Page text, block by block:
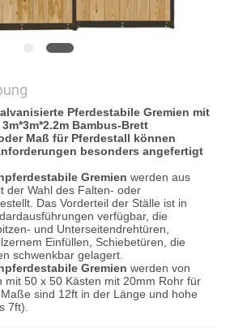
Pferdestabile Gremien mit
Bambus-Brett
Maß für Pferdestall können
besonders angefertigt
Gremien werden aus
der Wahl des Falten- oder
Das Vorderteil der Ställe ist in
verfügbar, die
und Unterseitendrehtüren,
Einfüllen, Schiebetüren, die
schwenkbar gelagert.
Gremien werden von
mit 50 x 50 Kästen mit 20mm Rohr für
sind 12ft in der Länge und hohe
7ft).